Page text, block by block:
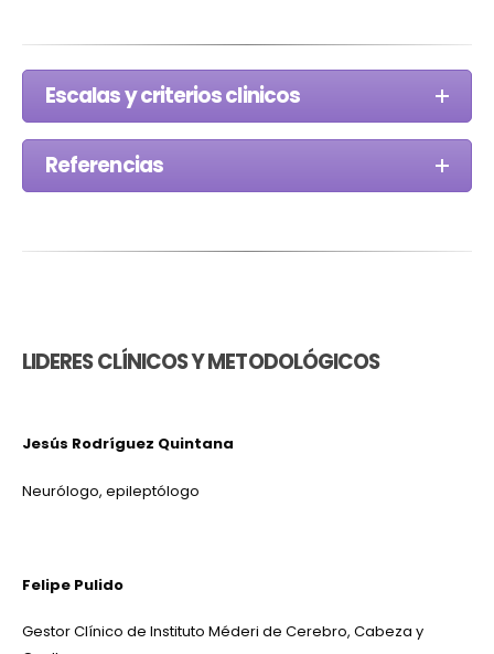
Escalas y criterios clinicos
Referencias
LIDERES CLÍNICOS Y METODOLÓGICOS
Jesús Rodríguez Quintana
Neurólogo, epileptólogo
Felipe Pulido
Gestor Clínico de Instituto Méderi de Cerebro, Cabeza y